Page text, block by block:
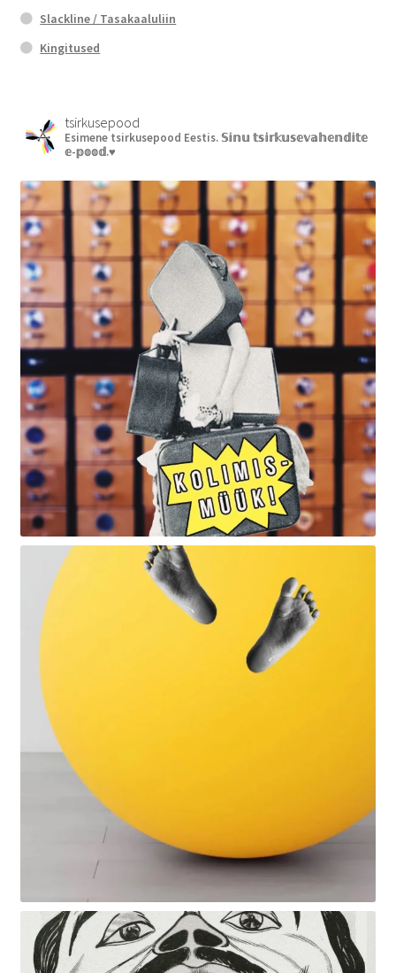
Slackline / Tasakaaluliin
Kingitused
tsirkusepood
Esimene tsirkusepood Eestis. 𝕊𝕚𝕟𝕦 𝕥𝕤𝕚𝕣𝕜𝕦𝕤𝕖𝕧𝕒𝕙𝕖𝕟𝕕𝕚𝕥𝕖
𝕖-𝕡𝕠𝕠𝕕.♥︎